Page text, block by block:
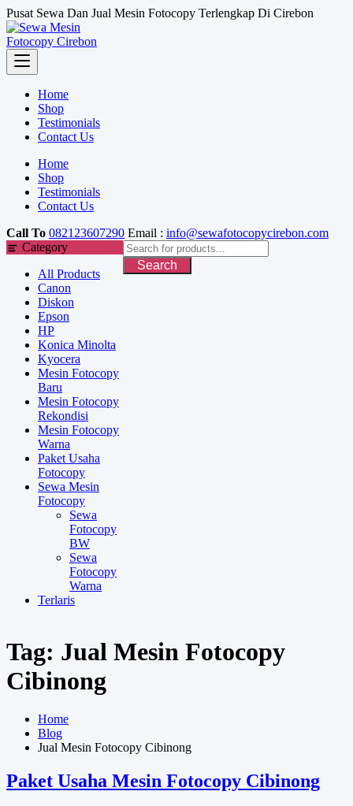
Skip
to
content
Pusat Sewa Dan Jual Mesin Fotocopy Terlengkap Di Cirebon
Home
Shop
Testimonials
Contact Us
Home
Shop
Testimonials
Contact Us
Call To 082123607290 Email : info@sewafotocopycirebon.com
Category
All Products
Canon
Diskon
Epson
HP
Konica Minolta
Kyocera
Mesin Fotocopy
Baru
Mesin Fotocopy
Rekondisi
Mesin Fotocopy
Warna
Paket Usaha
Fotocopy
Sewa Mesin
Fotocopy
Sewa
Fotocopy
BW
Sewa
Fotocopy
Warna
Terlaris
Search
Tag: Jual Mesin Fotocopy
Cibinong
Home
Blog
Jual Mesin Fotocopy Cibinong
Paket Usaha Mesin Fotocopy Cibinong